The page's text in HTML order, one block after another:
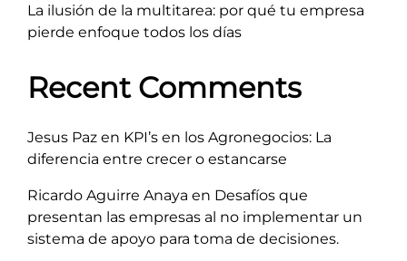
La ilusión de la multitarea: por qué tu empresa
pierde enfoque todos los días
Recent Comments
Jesus Paz en KPI’s en los Agronegocios: La
diferencia entre crecer o estancarse
Ricardo Aguirre Anaya en Desafíos que
presentan las empresas al no implementar un
sistema de apoyo para toma de decisiones.